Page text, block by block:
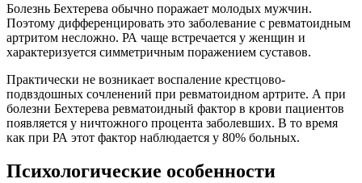
Болезнь Бехтерева обычно поражает молодых мужчин.
Поэтому дифференцировать это заболевание с ревматоидным
артритом несложно. РА чаще встречается у женщин и
характеризуется симметричным поражением суставов.
Практически не возникает воспаление крестцово-
подвздошных сочленений при ревматоидном артрите. А при
болезни Бехтерева ревматоидный фактор в крови пациентов
появляется у ничтожного процента заболевших. В то время
как при РА этот фактор наблюдается у 80% больных.
Психологические особенности